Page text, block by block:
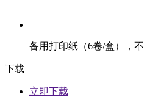
备用打印纸（6卷/盒），
下载
立即下载